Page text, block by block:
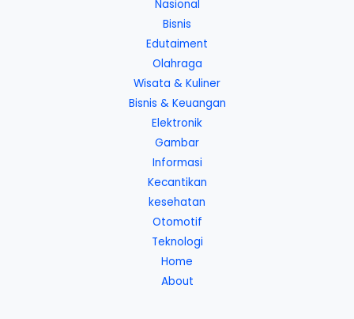
Nasional
Bisnis
Edutaiment
Olahraga
Wisata & Kuliner
Bisnis & Keuangan
Elektronik
Gambar
Informasi
Kecantikan
kesehatan
Otomotif
Teknologi
Home
About